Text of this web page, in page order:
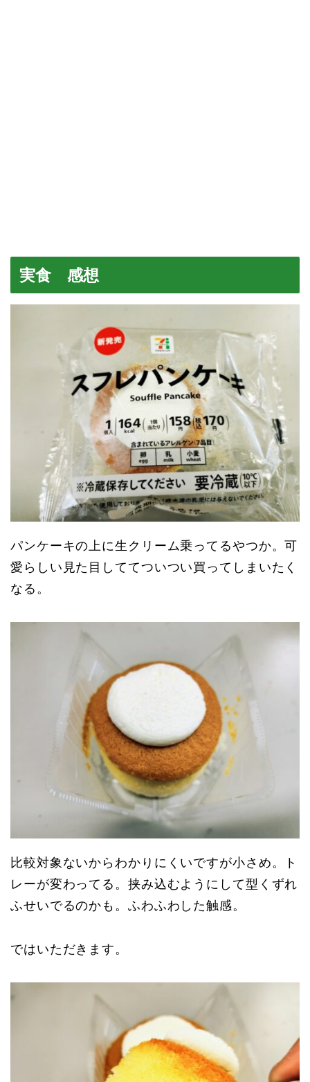
実食 感想
パンケーキの上に生クリーム乗ってるやつか。可
愛らしい見た目しててついつい買ってしまいたく
なる。
比較対象ないからわかりにくいですが小さめ。ト
レーが変わってる。挟み込むようにして型くずれ
ふせいでるのかも。ふわふわした触感。
ではいただきます。